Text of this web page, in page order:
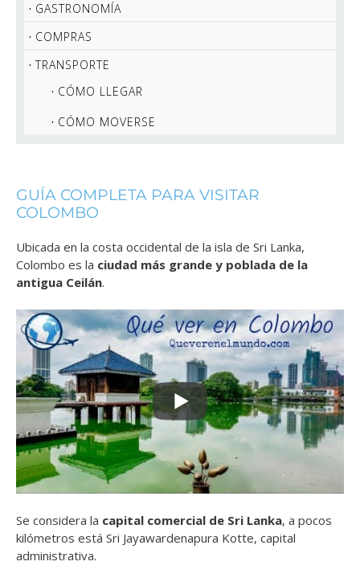
GASTRONOMÍA
COMPRAS
TRANSPORTE
CÓMO LLEGAR
CÓMO MOVERSE
GUÍA COMPLETA PARA VISITAR
COLOMBO
Ubicada en la costa occidental de la isla de Sri Lanka,
Colombo es la ciudad más grande y poblada de la
antigua Ceilán.
Se considera la capital comercial de Sri Lanka, a pocos
kilómetros está Sri Jayawardenapura Kotte, capital
administrativa.